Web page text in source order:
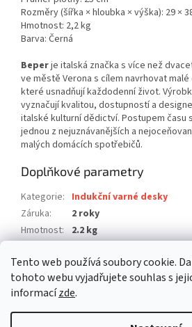
Tento web používá soubory cookie.
tohoto webu vyjadřujete souhlas s
informacízde.
Rozměry (šířka × hloubka × výška): 29 ×
Hmotnost: 2,2 kg
Barva: Černá
Beperje italská značka s více než
ve městě Verona s cílem navrhovat
které usnadňují každodenní život.
vyznačují kvalitou, dostupností a
italské kulturní dědictví. Postupem času
jednou z nejuznávanějších a
malých domácích spotřebičů.
Doplňkové parametry
Kategorie: Indukční varné desky
Záruka:
2 roky
Hmotnost:
2.2 kg
Položka byla vyprodána…